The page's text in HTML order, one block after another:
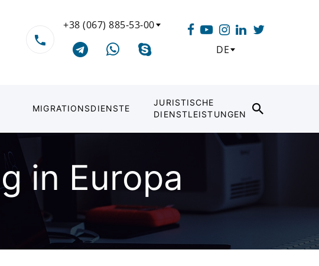
+38 (067) 885-53-00
DE
MIGRATIONSDIENSTE
JURISTISCHE
DIENSTLEISTUNGEN
in Europa